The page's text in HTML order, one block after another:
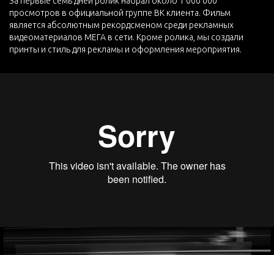
просмотров в официальной группе ВК клиента. Фильм
является абсолютным рекордсменом среди рекламных
видеоматериалов МЕГА в сети. Кроме ролика, мы создали
принты и стиль для рекламы и оформления мероприятия.